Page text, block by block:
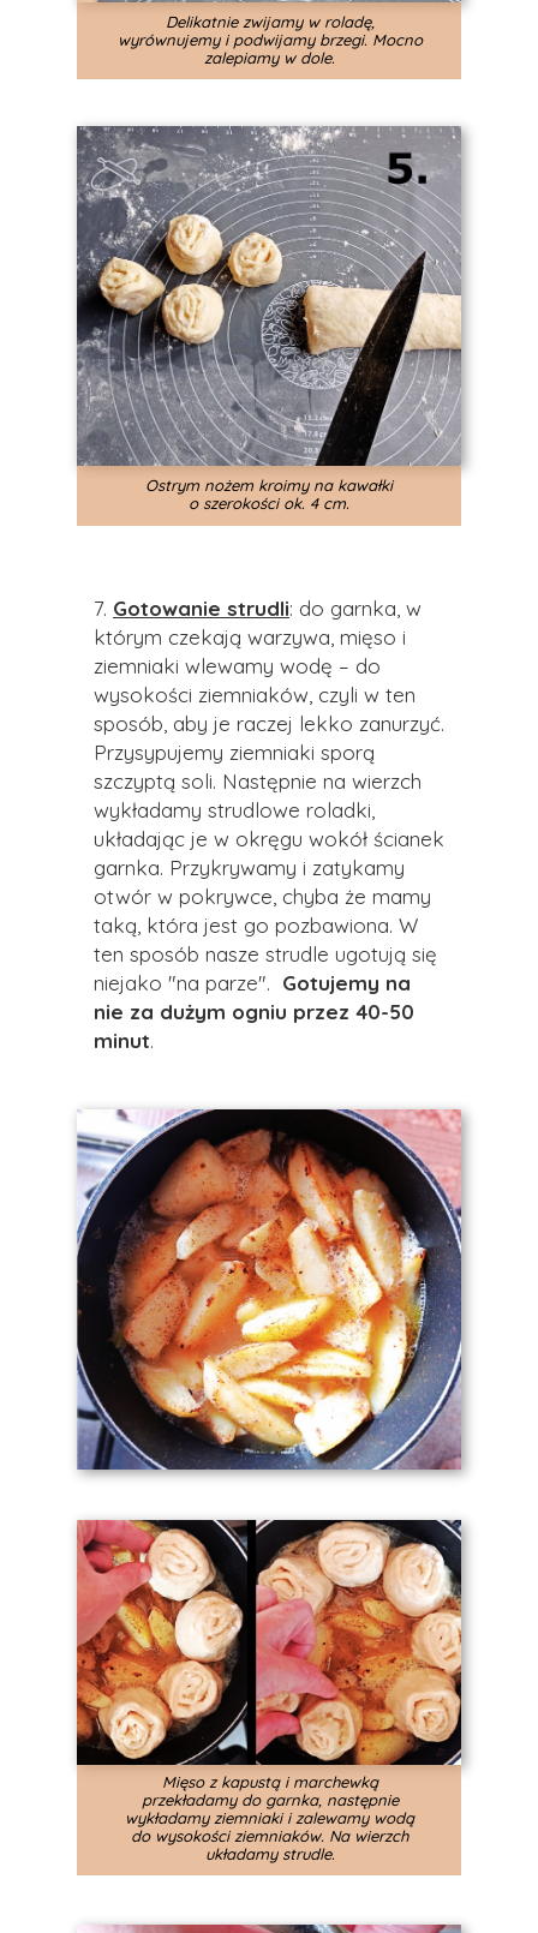
Delikatnie zwijamy w roladę,
wyrównujemy i podwijamy brzegi. Mocno
zalepiamy w dole.
7. Gotowanie strudli: do garnka, w
którym czekają warzywa, mięso i
ziemniaki wlewamy wodę – do
wysokości ziemniaków, czyli w ten
sposób, aby je raczej lekko zanurzyć.
Przysypujemy ziemniaki sporą
szczyptą soli. Następnie na wierzch
wykładamy strudlowe roladki,
układając je w okręgu wokół ścianek
garnka. Przykrywamy i zatykamy
otwór w pokrywce, chyba że mamy
taką, która jest go pozbawiona. W
ten sposób nasze strudle ugotują się
niejako "na parze". Gotujemy na
nie za dużym ogniu przez 40-50
minut.
Mięso z kapustą i marchewką
przekładamy do garnka, następnie
wykładamy ziemniaki i zalewamy wodą
do wysokości ziemniaków. Na wierzch
układamy strudle.
Ostrym nożem kroimy na kawałki
o szerokości ok. 4 cm.